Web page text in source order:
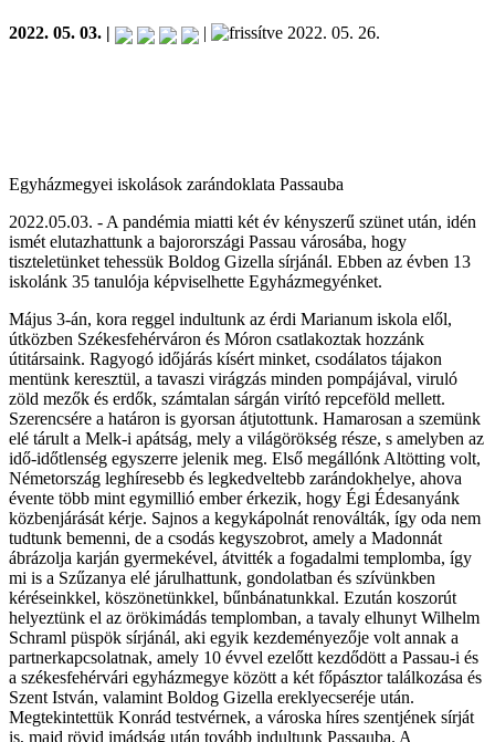
2022. 05. 03. | | 2022. 05. 26.
Egyházmegyei iskolások zarándoklata Passauba
2022.05.03. - A pandémia miatti két év kényszerű szünet után, idén
ismét elutazhattunk a bajorországi Passau városába, hogy
tiszteletünket tehessük Boldog Gizella sírjánál. Ebben az évben 13
iskolánk 35 tanulója képviselhette Egyházmegyénket.
Május 3-án, kora reggel indultunk az érdi Marianum iskola elől,
útközben Székesfehérváron és Móron csatlakoztak hozzánk
útitársaink. Ragyogó időjárás kísért minket, csodálatos tájakon
mentünk keresztül, a tavaszi virágzás minden pompájával, viruló
zöld mezők és erdők, számtalan sárgán virító repceföld mellett.
Szerencsére a határon is gyorsan átjutottunk. Hamarosan a szemünk
elé tárult a Melk-i apátság, mely a világörökség része, s amelyben az
idő-időtlenség egyszerre jelenik meg. Első megállónk Altötting volt,
Németország leghíresebb és legkedveltebb zarándokhelye, ahova
évente több mint egymillió ember érkezik, hogy Égi Édesanyánk
közbenjárását kérje. Sajnos a kegykápolnát renoválták, így oda nem
tudtunk bemenni, de a csodás kegyszobrot, amely a Madonnát
ábrázolja karján gyermekével, átvitték a fogadalmi templomba, így
mi is a Szűzanya elé járulhattunk, gondolatban és szívünkben
kéréseinkkel, köszönetünkkel, bűnbánatunkkal. Ezután koszorút
helyeztünk el az örökimádás templomban, a tavaly elhunyt Wilhelm
Schraml püspök sírjánál, aki egyik kezdeményezője volt annak a
partnerkapcsolatnak, amely 10 évvel ezelőtt kezdődött a Passau-i és
a székesfehérvári egyházmegye között a két főpásztor találkozása és
Szent István, valamint Boldog Gizella ereklyecseréje után.
Megtekintettük Konrád testvérnek, a városka híres szentjének sírját
is, majd rövid imádság után tovább indultunk Passauba. A